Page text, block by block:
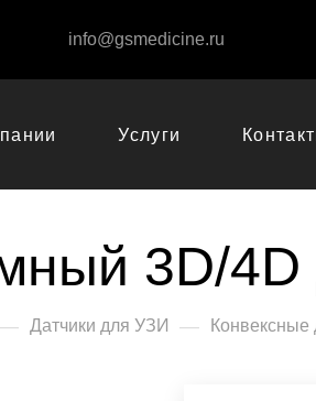
info@gsmedicine.ru
Услуги
3D/4D
— Датчики для УЗИ — Конвексные